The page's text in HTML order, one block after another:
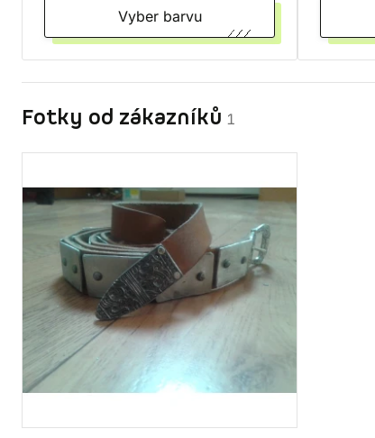
Vyber barvu
Fotky od zákazníků 1